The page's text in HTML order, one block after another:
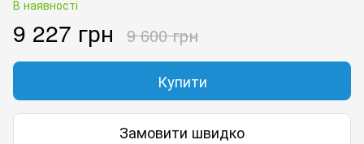
В наявності
9 227 грн 9 600 грн
Купити
Замовити швидко